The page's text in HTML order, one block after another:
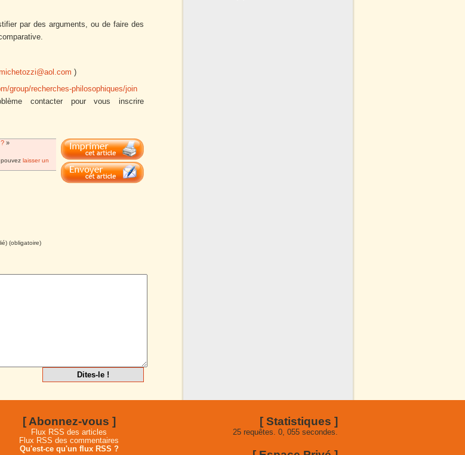
par des arguments, ou de faire des
)
group/recherches-philosophiques/join
contacter pour vous inscrire
»
pouvez laisser un
(obligatoire)
[ Abonnez-vous ]
Flux RSS des articles
Flux RSS des commentaires
Qu'est-ce qu'un flux RSS ?
[ Statistiques ]
25 requêtes. 0, 055 secondes.